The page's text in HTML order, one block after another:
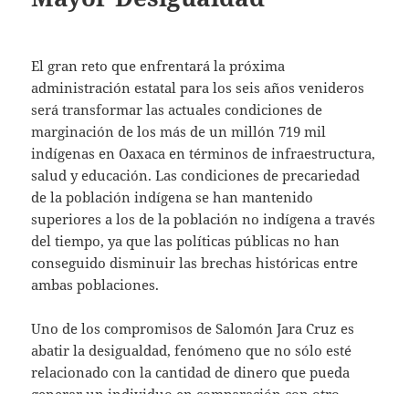
El gran reto que enfrentará la próxima
administración estatal para los seis años venideros
será transformar las actuales condiciones de
marginación de los más de un millón 719 mil
indígenas en Oaxaca en términos de infraestructura,
salud y educación. Las condiciones de precariedad
de la población indígena se han mantenido
superiores a los de la población no indígena a través
del tiempo, ya que las políticas públicas no han
conseguido disminuir las brechas históricas entre
ambas poblaciones.
Uno de los compromisos de Salomón Jara Cruz es
abatir la desigualdad, fenómeno que no sólo esté
relacionado con la cantidad de dinero que pueda